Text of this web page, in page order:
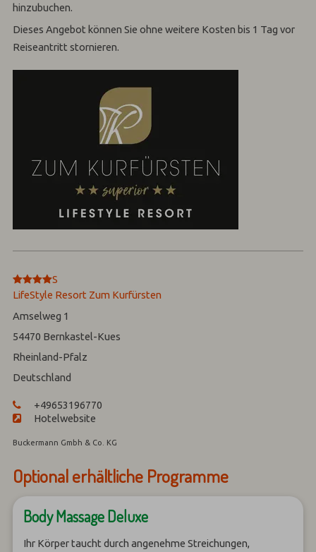
hinzubuchen.
Dieses Angebot können Sie ohne weitere Kosten bis 1 Tag vor
Reiseantritt stornieren.
****
S
LifeStyle Resort Zum Kurfürsten
Amselweg 1
54470 Bernkastel-Kues
Rheinland-Pfalz
Deutschland
+49653196770
Hotelwebsite
Buckermann Gmbh & Co. KG
Optional erhältliche Programme
Body Massage Deluxe
Ihr Körper taucht durch angenehme Streichungen,